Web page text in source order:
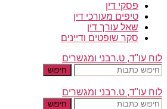
פסקי דין
טיפים מעורכי דין
שאל עורך דין
סקר שופטים ודיינים
לוח עו"ד, ט.רבני ומגשרים
חיפוש
לוח עו"ד, ט.רבני ומגשרים
חיפוש